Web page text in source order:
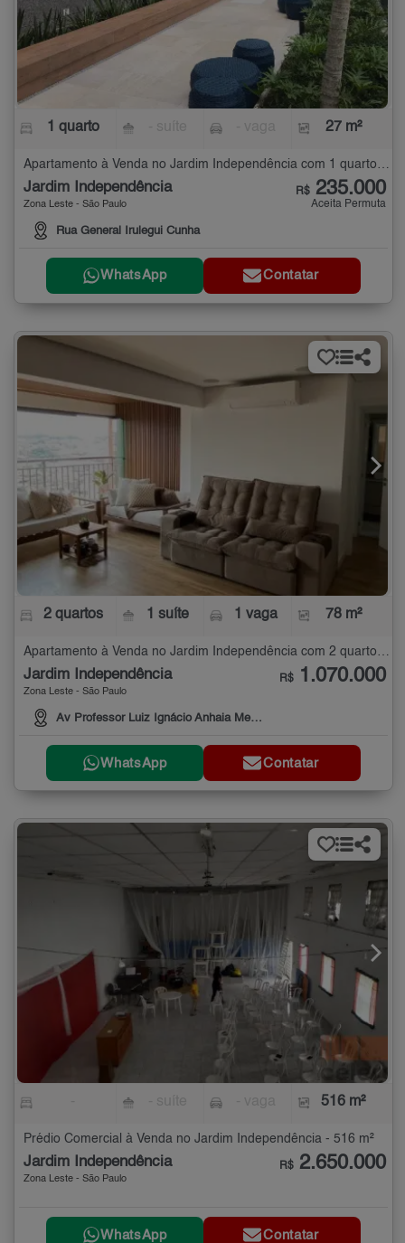
1 quarto 27 m²
Jardim Independência
Zona Leste - São Paulo
Rua General Irulegui Cunha
R$ 235.000
Aceita Permuta
WhatsApp Contatar
2 quartos 1 suíte 1 vaga 78 m²
Apartamento à Venda no Jardim Independência com 2 quartos - 78 m²
Jardim Independência
Zona Leste - São Paulo
Av Professor Luiz Ignácio Anhaia Mello, 3660
R$ 1.070.000
WhatsApp Contatar
516 m²
Prédio Comercial à Venda no Jardim Independência - 516 m²
Jardim Independência
Zona Leste - São Paulo
R$ 2.650.000
WhatsApp Contatar